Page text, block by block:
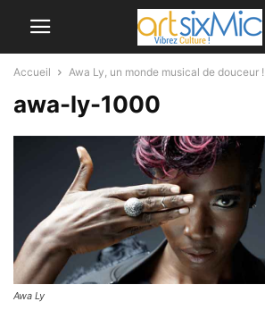
Accueil Awa Ly, un monde musical de douceur !
awa-ly-1000
Awa Ly